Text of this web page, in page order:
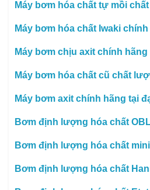
Máy bơm hóa chất tự mồi
Máy bơm hóa chất Iwaki
Máy bơm chịu axit chính hãng
Máy bơm hóa chất cũ chất
Máy bơm axit chính hãng tại
Bơm định lượng hóa chất
Bơm định lượng hóa chất
Bơm định lượng hóa chất